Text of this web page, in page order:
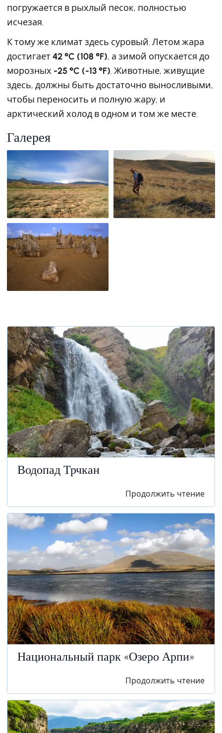
погружается в рыхлый песок, полностью
исчезая.
К тому же климат здесь суровый. Летом жара
достигает42 °C (108 °F), а зимой опускается до
морозных -25 °C (-13 °F). Животные, живущие
здесь, должны быть достаточно выносливыми,
чтобы переносить и полную жару, и
арктический холод в одном и том же месте.
Галерея
Водопад Трчкан
Продолжить чтение
Национальный парк «Озеро Арпи»
Продолжить чтение